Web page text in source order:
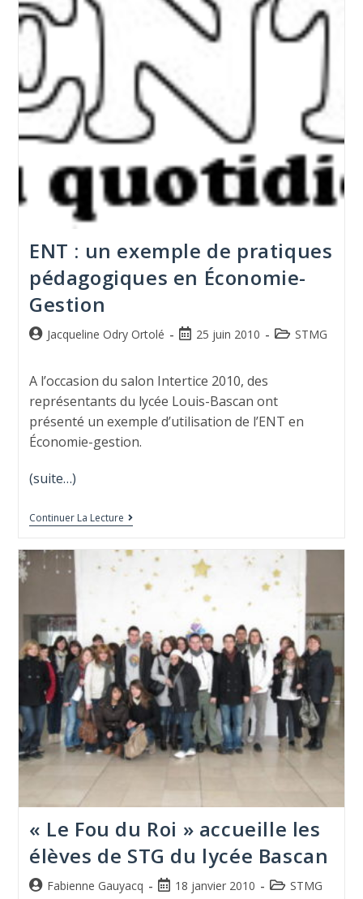
ENT : un exemple de pratiques
pédagogiques en Économie-
Gestion
Jacqueline Odry Ortolé 25 juin 2010 STMG
A l’occasion du salon Intertice 2010, des
représentants du lycée Louis-Bascan ont
présenté un exemple d’utilisation de l’ENT en
Économie-gestion.
(suite…)
Continuer La Lecture
« Le Fou du Roi » accueille les
élèves de STG du lycée Bascan
Fabienne Gauyacq 18 janvier 2010 STMG